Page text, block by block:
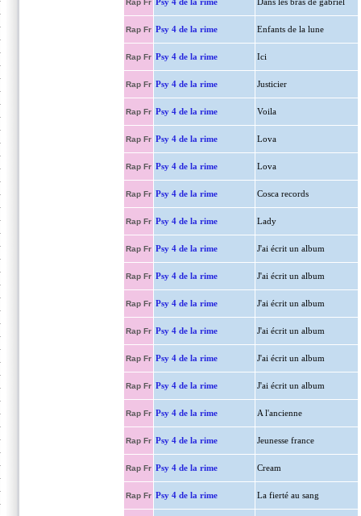
Rap Fr
Rap Fr Psy 4 de la rime Enfants de la lune
Rap Fr Psy 4 de la rime Ici
Rap Fr Psy 4 de la rime Justicier
Rap Fr Psy 4 de la rime Voila
Rap Fr Psy 4 de la rime Lova
Rap Fr Psy 4 de la rime Lova
Rap Fr Psy 4 de la rime Cosca records
Rap Fr Psy 4 de la rime Lady
Rap Fr Psy 4 de la rime J'ai écrit un album
Rap Fr Psy 4 de la rime J'ai écrit un album
Rap Fr Psy 4 de la rime J'ai écrit un album
Rap Fr Psy 4 de la rime J'ai écrit un album
Rap Fr Psy 4 de la rime J'ai écrit un album
Rap Fr Psy 4 de la rime J'ai écrit un album
Rap Fr Psy 4 de la rime A l'ancienne
Rap Fr Psy 4 de la rime Jeunesse france
Rap Fr Psy 4 de la rime Cream
Rap Fr Psy 4 de la rime La fierté au sang